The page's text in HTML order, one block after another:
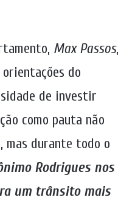
Max Passos,
do
de investir
como pauta não
mas durante todo o
Rodrigues nos
um trânsito mais